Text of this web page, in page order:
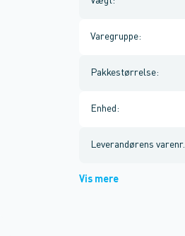
Varegruppe:
Pakkestørrelse:
Enhed :
Leverandørens varenr.
Vis mere